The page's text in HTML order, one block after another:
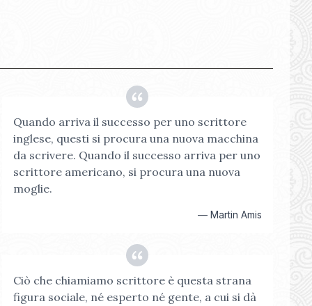
Quando arriva il successo per uno scrittore
inglese, questi si procura una nuova macchina
da scrivere. Quando il successo arriva per uno
scrittore americano, si procura una nuova
moglie.
— Martin Amis
Ciò che chiamiamo scrittore è questa strana
figura sociale, né esperto né gente, a cui si dà